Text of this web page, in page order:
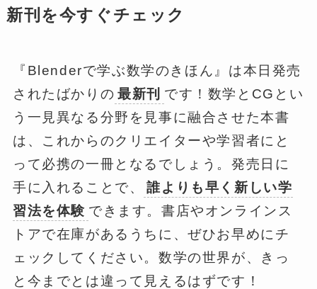
新刊を今すぐチェック
『Blenderで学ぶ数学のきほん』は本日発売
されたばかりの 最新刊 です！数学とCGとい
う一見異なる分野を見事に融合させた本書
は、これからのクリエイターや学習者にと
って必携の一冊となるでしょう。発売日に
手に入れることで、
誰よりも早く新しい学
習法を体験 できます。書店やオンラインス
トアで在庫があるうちに、ぜひお早めにチ
ェックしてください。数学の世界が、きっ
と今までとは違って見えるはずです！